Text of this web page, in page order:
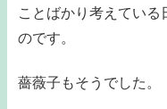
ことばかり考えてい
のです。
薔薇子もそうでした。